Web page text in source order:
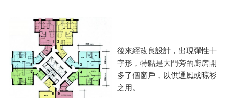
後來經改良設計，出現彈性十
字形，特點是大門旁的廚房開
多了個窗戶，以供通風或晾衫
之用。